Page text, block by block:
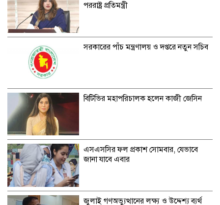
পররাষ্ট্র প্রতিমন্ত্রী
সরকারের পাঁচ মন্ত্রণালয় ও দপ্তরে নতুন সচিব
বিটিভির মহাপরিচালক হলেন কাজী জেসিন
এসএসসির ফল প্রকাশ সোমবার, যেভাবে
জানা যাবে এবার
জুলাই গণঅভ্যুত্থানের লক্ষ্য ও উদ্দেশ্য ব্যর্থ